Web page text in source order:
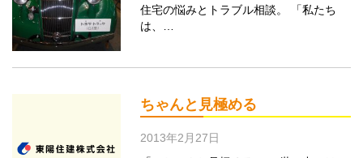
住宅の悩みとトラブル相談。 「私たち
は、…
ちゃんと見極める
2013年2月27日